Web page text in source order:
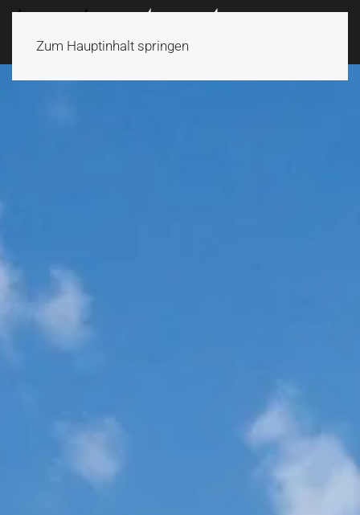
Zum Hauptinhalt springen